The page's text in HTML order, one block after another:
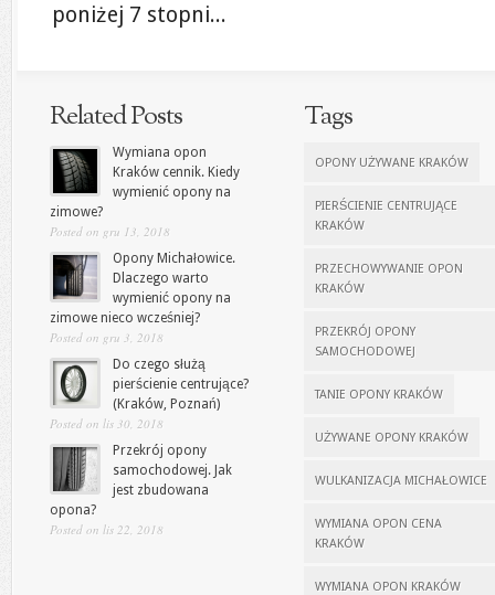
poniżej 7 stopni...
Related Posts
Wymiana opon
Kraków cennik. Kiedy
wymienić opony na
zimowe?
Posted on gru 13, 2018
Opony Michałowice.
Dlaczego warto
wymienić opony na
zimowe nieco wcześniej?
Posted on gru 3, 2018
Do czego służą
pierścienie centrujące?
(Kraków, Poznań)
Posted on lis 30, 2018
Przekrój opony
samochodowej. Jak
jest zbudowana
opona?
Posted on lis 22, 2018
Tags
OPONY UŻYWANE KRAKÓW
PIERŚCIENIE CENTRUJĄCE
KRAKÓW
PRZECHOWYWANIE OPON
KRAKÓW
PRZEKRÓJ OPONY
SAMOCHODOWEJ
TANIE OPONY KRAKÓW
UŻYWANE OPONY KRAKÓW
WULKANIZACJA MICHAŁOWICE
WYMIANA OPON CENA
KRAKÓW
WYMIANA OPON KRAKÓW